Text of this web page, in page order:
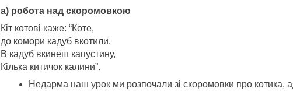
а) робота над скоромовкою
Кіт котові каже: “Коте,
до комори кадуб вкотили.
В кадуб вкинеш капустину,
Кілька китичок калини”.
Недарма наш урок ми розпочали зі скоромовки про котика,